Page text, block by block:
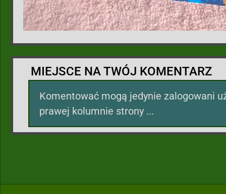
MIEJSCE NA TWÓJ KOMENTARZ
Komentować mogą jedynie zalogowani
prawej kolumnie strony ...